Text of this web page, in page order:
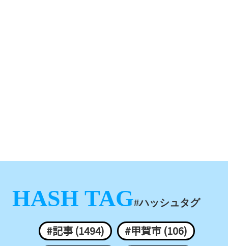
HASH TAG#ハッシュタグ
#記事 (1494)
#甲賀市 (106)